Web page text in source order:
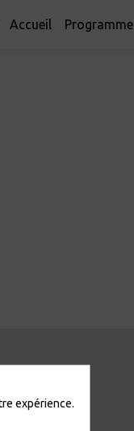
Accueil Programme
expérience.